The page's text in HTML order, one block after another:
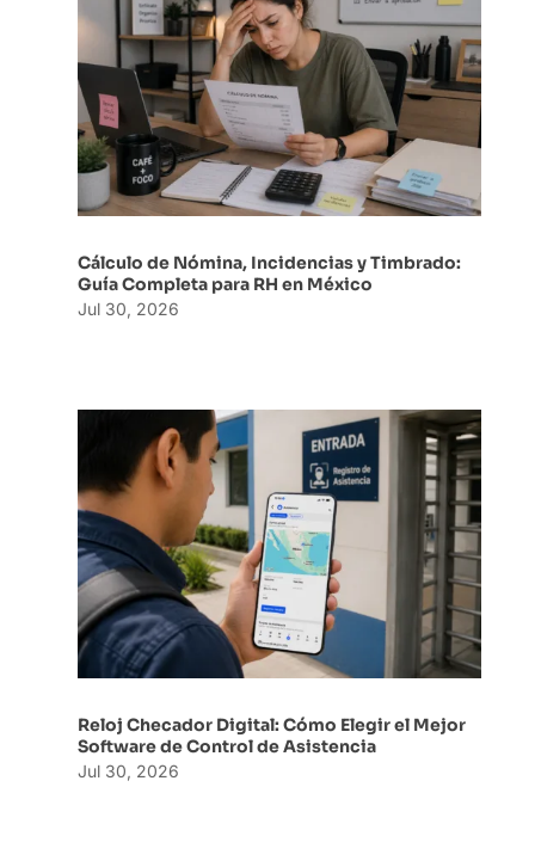
Cálculo de Nómina, Incidencias y Timbrado:
Guía Completa para RH en México
Jul 30, 2026
Reloj Checador Digital: Cómo Elegir el Mejor
Software de Control de Asistencia
Jul 30, 2026